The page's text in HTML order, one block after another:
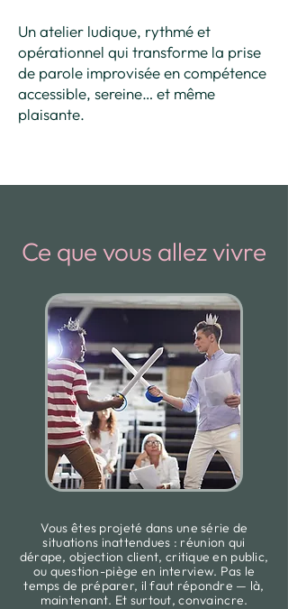
Un atelier ludique, rythmé et
opérationnel qui transforme la prise
de parole improvisée en compétence
accessible, sereine… et même
plaisante.
Ce que vous allez vivre
Vous êtes projeté dans une série de
situations inattendues : réunion qui
dérape, objection client, critique en public,
ou question-piège en interview. Pas le
temps de préparer, il faut répondre — là,
maintenant. Et surtout, convaincre.